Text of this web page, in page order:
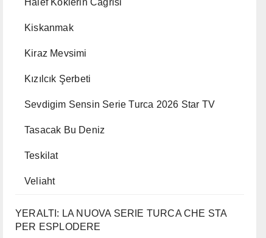
Halef Koklerin Cagrisi
Kiskanmak
Kiraz Mevsimi
Kızılcık Şerbeti
Sevdigim Sensin Serie Turca 2026 Star TV
Tasacak Bu Deniz
Teskilat
Veliaht
YERALTI: LA NUOVA SERIE TURCA CHE STA
PER ESPLODERE